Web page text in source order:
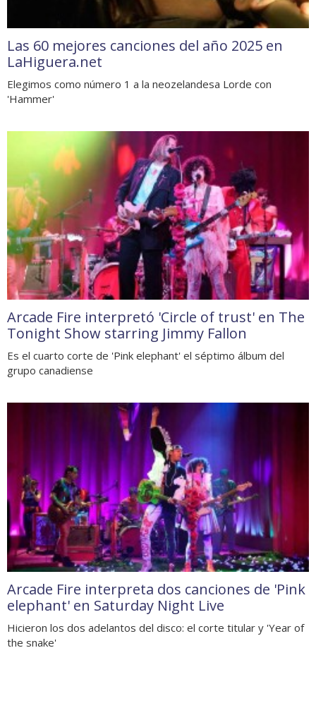
Las 60 mejores canciones del año 2025 en
LaHiguera.net
Elegimos como número 1 a la neozelandesa Lorde con
'Hammer'
Arcade Fire interpretó 'Circle of trust' en The
Tonight Show starring Jimmy Fallon
Es el cuarto corte de 'Pink elephant' el séptimo álbum del
grupo canadiense
Arcade Fire interpreta dos canciones de 'Pink
elephant' en Saturday Night Live
Hicieron los dos adelantos del disco: el corte titular y 'Year of
the snake'